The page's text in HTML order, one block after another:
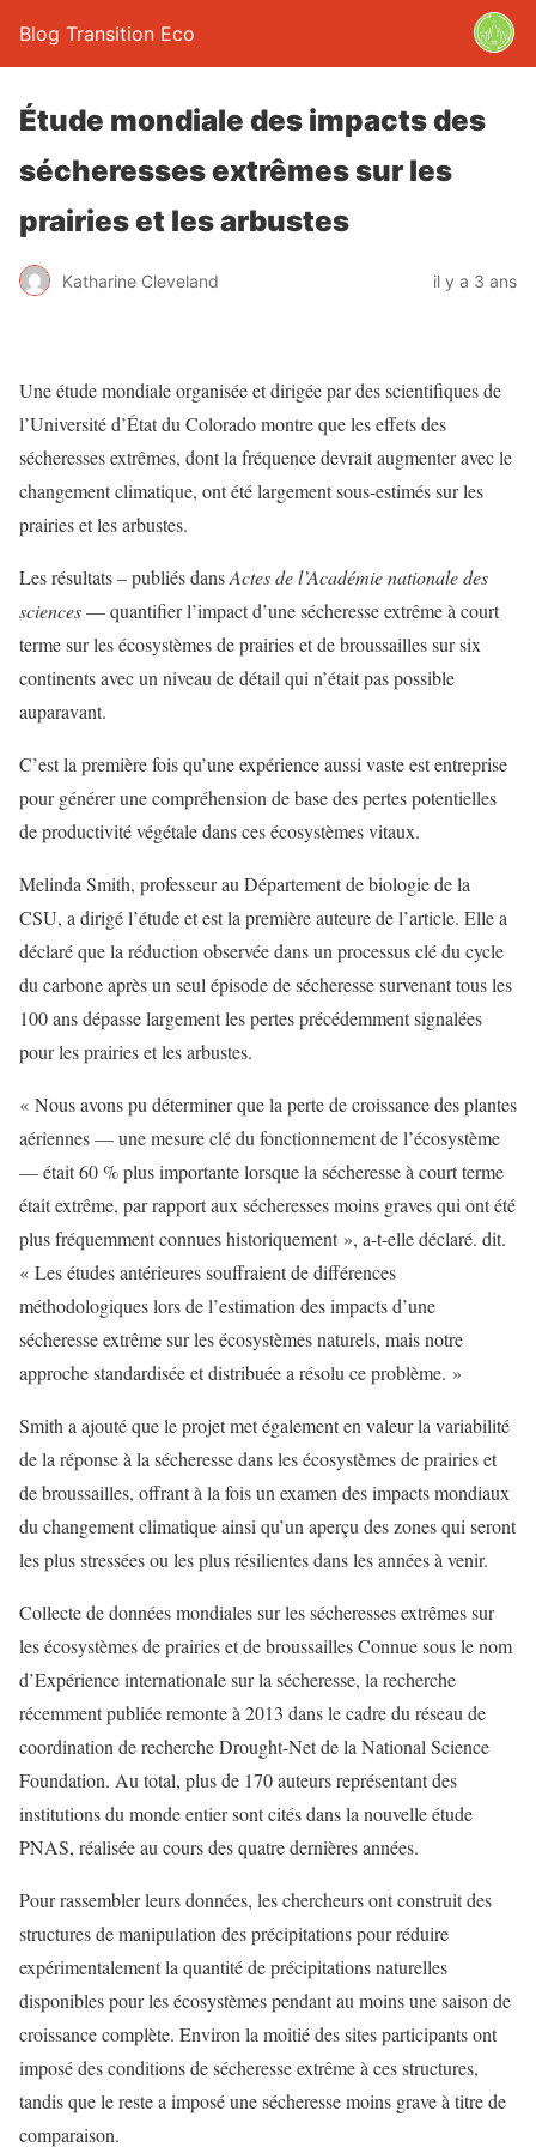
Blog Transition Eco
Étude mondiale des impacts des
sécheresses extrêmes sur les
prairies et les arbustes
Katharine Cleveland il y a 3 ans
Une étude mondiale organisée et dirigée par des scientifiques de
l’Université d’État du Colorado montre que les effets des
sécheresses extrêmes, dont la fréquence devrait augmenter avec le
changement climatique, ont été largement sous-estimés sur les
prairies et les arbustes.
Les résultats – publiés dansActes de l’Académie nationale des
sciences— quantifier l’impact d’une sécheresse extrême à court
terme sur les écosystèmes de prairies et de broussailles sur six
continents avec un niveau de détail qui n’était pas possible
auparavant.
C’est la première fois qu’une expérience aussi vaste est entreprise
pour générer une compréhension de base des pertes potentielles
de productivité végétale dans ces écosystèmes vitaux.
Melinda Smith, professeur au Département de biologie de la
CSU, a dirigé l’étude et est la première auteure de l’article. Elle a
déclaré que la réduction observée dans un processus clé du cycle
du carbone après un seul épisode de sécheresse survenant tous les
100 ans dépasse largement les pertes précédemment signalées
pour les prairies et les arbustes.
« Nous avons pu déterminer que la perte de croissance des plantes
aériennes — une mesure clé du fonctionnement de l’écosystème
— était 60 % plus importante lorsque la sécheresse à court terme
était extrême, par rapport aux sécheresses moins graves qui ont été
plus fréquemment connues historiquement », a-t-elle déclaré. dit.
« Les études antérieures souffraient de différences
méthodologiques lors de l’estimation des impacts d’une
sécheresse extrême sur les écosystèmes naturels, mais notre
approche standardisée et distribuée a résolu ce problème. »
Smith a ajouté que le projet met également en valeur la variabilité
de la réponse à la sécheresse dans les écosystèmes de prairies et
de broussailles, offrant à la fois un examen des impacts mondiaux
du changement climatique ainsi qu’un aperçu des zones qui seront
les plus stressées ou les plus résilientes dans les années à venir.
Collecte de données mondiales sur les sécheresses extrêmes sur
les écosystèmes de prairies et de broussailles Connue sous le nom
d’Expérience internationale sur la sécheresse, la recherche
récemment publiée remonte à 2013 dans le cadre du réseau de
coordination de recherche Drought-Net de la National Science
Foundation. Au total, plus de 170 auteurs représentant des
institutions du monde entier sont cités dans la nouvelle étude
PNAS, réalisée au cours des quatre dernières années.
Pour rassembler leurs données, les chercheurs ont construit des
structures de manipulation des précipitations pour réduire
expérimentalement la quantité de précipitations naturelles
disponibles pour les écosystèmes pendant au moins une saison de
croissance complète. Environ la moitié des sites participants ont
imposé des conditions de sécheresse extrême à ces structures,
tandis que le reste a imposé une sécheresse moins grave à titre de
comparaison.